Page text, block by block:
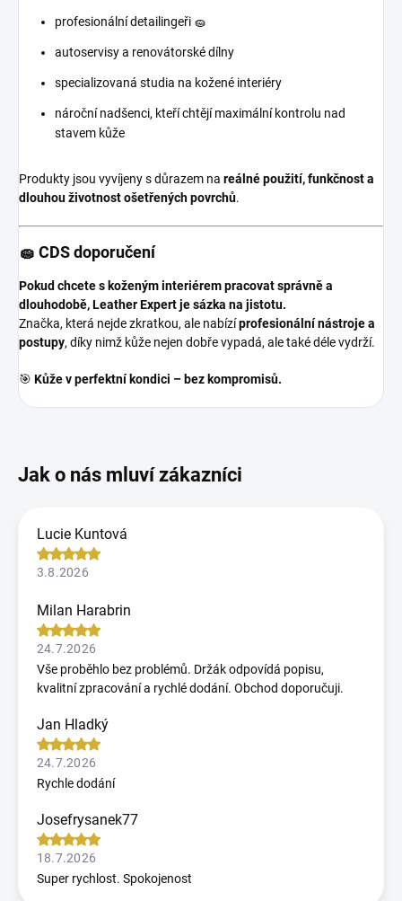
profesionální detailingeři 🧽
autoservisy a renovátorské dílny
specializovaná studia na kožené interiéry
nároční nadšenci, kteří chtějí maximální kontrolu nad
stavem kůže
Produkty jsou vyvíjeny s důrazem na reálné použití, funkčnost a
dlouhou životnost ošetřených povrchů.
🧽 CDS doporučení
Pokud chcete s koženým interiérem pracovat správně a
dlouhodobě, Leather Expert je sázka na jistotu.
Značka, která nejde zkratkou, ale nabízíprofesionální nástroje a
postupy, díky nimž kůže nejen dobře vypadá, ale také déle vydrží.
🎯 Kůže v perfektní kondici – bez kompromisů.
Lucie Kuntová
3.8.2026
Milan Harabrin
24.7.2026
Vše proběhlo bez problémů. Držák odpovídá popisu,
kvalitní zpracování a rychlé dodání. Obchod doporučuji.
Jan Hladký
24.7.2026
Rychle dodání
Josefrysanek77
18.7.2026
Super rychlost. Spokojenost